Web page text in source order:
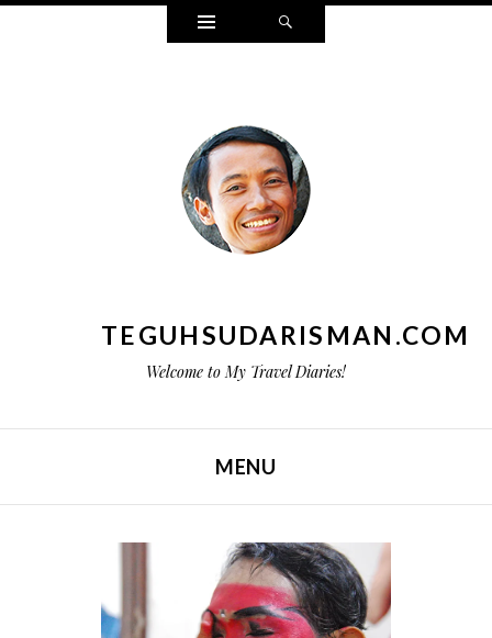
Widgets
TEGUHSUDARISMAN.COM
Welcome to My Travel Diaries!
MENU